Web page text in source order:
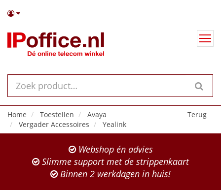
Terug
Home Toestellen
Avaya
Vergader Accessoires
Yealink
Webshop én advies
Slimme support met de strippenkaart
Binnen 2 werkdagen in huis!